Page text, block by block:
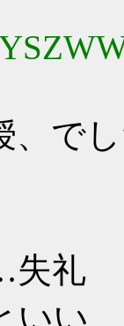
、で
失礼
いい